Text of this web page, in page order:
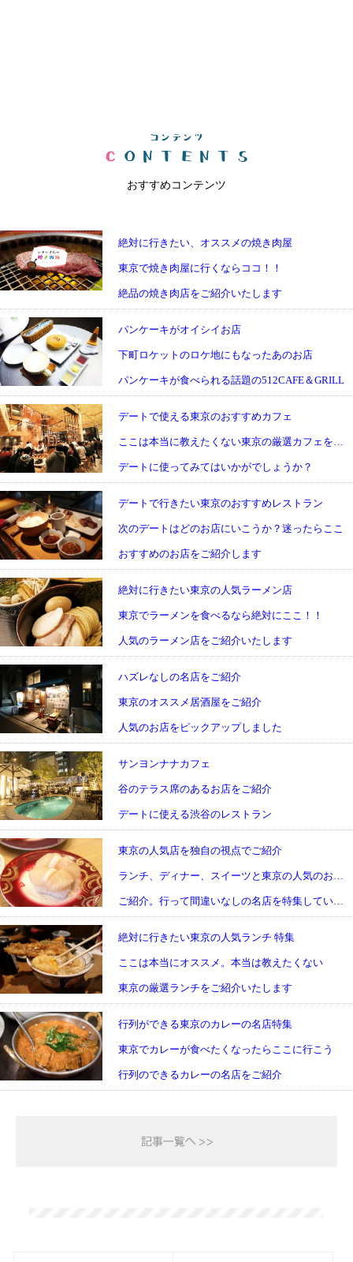
おすすめコンテンツ
絶対に行きたい、オススメの焼き肉屋
東京で焼き肉屋に行くならココ！！
絶品の焼き肉店をご紹介いたします
パンケーキがオイシイお店
下町ロケットのロケ地にもなったあのお店
パンケーキが食べられる話題の512CAFE＆GRILL
デートで使える東京のおすすめカフェ
ここは本当に教えたくない東京の厳選カフェをご紹介
デートに使ってみてはいかがでしょうか？
デートで行きたい東京のおすすめレストラン
次のデートはどのお店にいこうか？迷ったらここ
おすすめのお店をご紹介します
絶対に行きたい東京の人気ラーメン店
東京でラーメンを食べるなら絶対にここ！！
人気のラーメン店をご紹介いたします
ハズレなしの名店をご紹介
東京のオススメ居酒屋をご紹介
人気のお店をピックアップしました
サンヨンナナカフェ
谷のテラス席のあるお店をご紹介
デートに使える渋谷のレストラン
東京の人気店を独自の視点でご紹介
ランチ、ディナー、スイーツと東京の人気のお店を
ご紹介。行って間違いなしの名店を特集しています
絶対に行きたい東京の人気ランチ 特集
ここは本当にオススメ。本当は教えたくない
東京の厳選ランチをご紹介いたします
行列ができる東京のカレーの名店特集
東京でカレーが食べたくなったらここに行こう
行列のできるカレーの名店をご紹介